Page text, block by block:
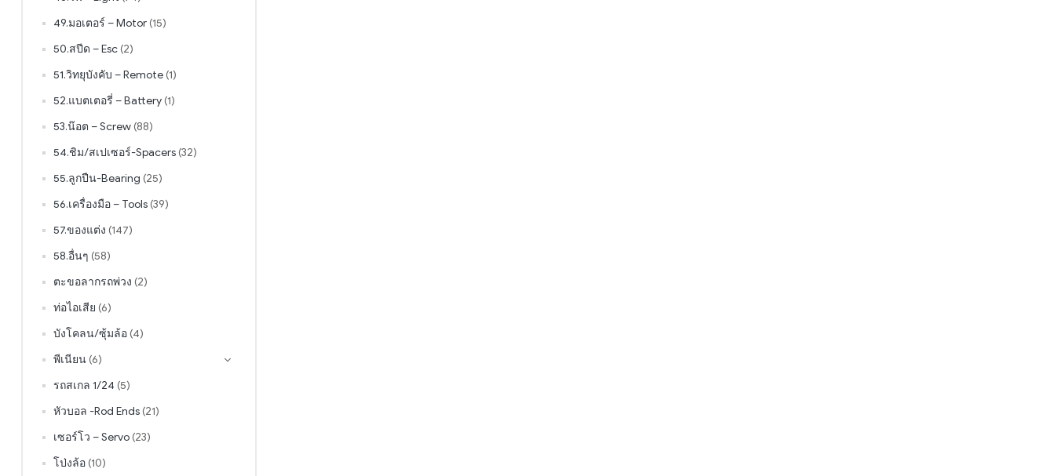
49.มอเตอร์ – Motor (15)
50.สปีด – Esc (2)
51.วิทยุบังคับ – Remote (1)
52.แบตเตอรี่ – Battery (1)
53.น๊อต – Screw (88)
54.ชิม/สเปเซอร์-Spacers (32)
55.ลูกปืน-Bearing (25)
56.เครื่องมือ – Tools (39)
57.ของแต่ง (147)
58.อื่นๆ (58)
ตะขอลากรถพ่วง (2)
ท่อไอเสีย (6)
บังโคลน/ซุ้มล้อ (4)
พีเนียน (6)
รถสเกล 1/24 (5)
หัวบอล -Rod Ends (21)
เซอร์โว – Servo (23)
โป่งล้อ (10)